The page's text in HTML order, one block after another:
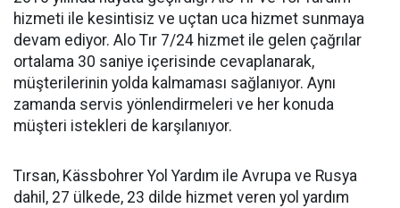
hizmeti ile kesintisiz ve uçtan uca hizmet sunmaya
devam ediyor. Alo Tır 7/24 hizmet ile gelen çağrılar
ortalama 30 saniye içerisinde cevaplanarak,
müşterilerinin yolda kalmaması sağlanıyor. Aynı
zamanda servis yönlendirmeleri ve her konuda
müşteri istekleri de karşılanıyor.
Tırsan, Kässbohrer Yol Yardım ile Avrupa ve Rusya
dahil, 27 ülkede, 23 dilde hizmet veren yol yardım